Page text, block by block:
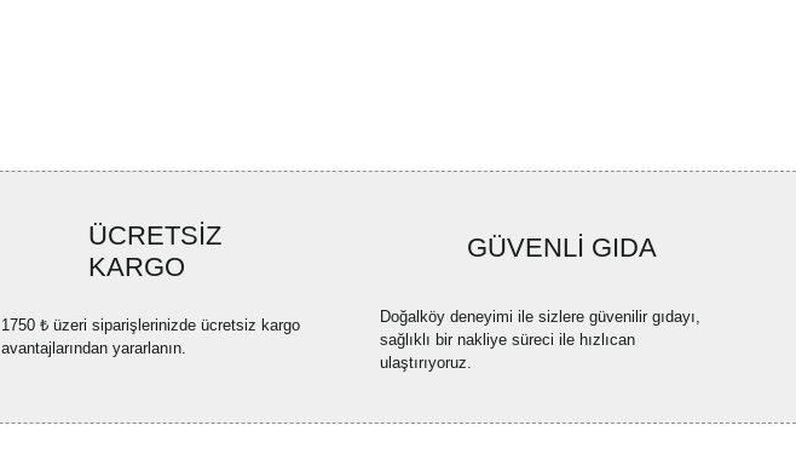
ÜCRETSİZ
KARGO
1750 ₺ üzeri siparişlerinizde ücretsiz kargo
avantajlarından yararlanın.
GÜVENLİ GIDA
Doğalköy deneyimi ile sizlere güvenilir gıdayı,
sağlıklı bir nakliye süreci ile hızlıcan
ulaştırıyoruz.